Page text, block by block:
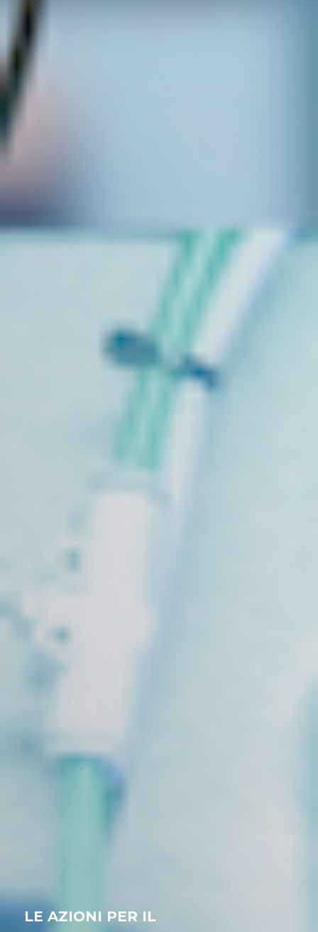
LE AZIONI PER IL